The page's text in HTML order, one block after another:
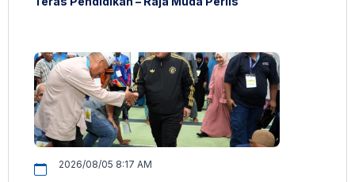
2026/08/05 8:17 AM